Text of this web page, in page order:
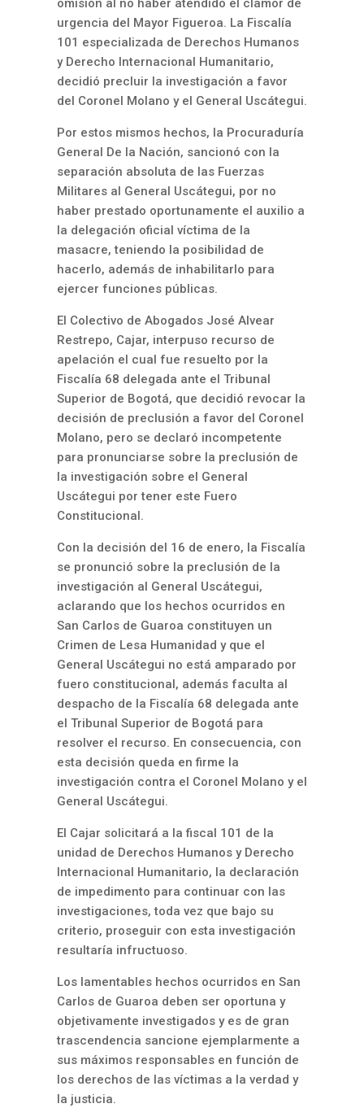
omisión al no haber atendido el clamor de
urgencia del Mayor Figueroa. La Fiscalía
101 especializada de Derechos Humanos
y Derecho Internacional Humanitario,
decidió precluir la investigación a favor
del Coronel Molano y el General Uscátegui.
Por estos mismos hechos, la Procuraduría
General De la Nación, sancionó con la
separación absoluta de las Fuerzas
Militares al General Uscátegui, por no
haber prestado oportunamente el auxilio a
la delegación oficial víctima de la
masacre, teniendo la posibilidad de
hacerlo, además de inhabilitarlo para
ejercer funciones públicas.
El Colectivo de Abogados José Alvear
Restrepo, Cajar, interpuso recurso de
apelación el cual fue resuelto por la
Fiscalía 68 delegada ante el Tribunal
Superior de Bogotá, que decidió revocar la
decisión de preclusión a favor del Coronel
Molano, pero se declaró incompetente
para pronunciarse sobre la preclusión de
la investigación sobre el General
Uscátegui por tener este Fuero
Constitucional.
Con la decisión del 16 de enero, la Fiscalía
se pronunció sobre la preclusión de la
investigación al General Uscátegui,
aclarando que los hechos ocurridos en
San Carlos de Guaroa constituyen un
Crimen de Lesa Humanidad y que el
General Uscátegui no está amparado por
fuero constitucional, además faculta al
despacho de la Fiscalía 68 delegada ante
el Tribunal Superior de Bogotá para
resolver el recurso. En consecuencia, con
esta decisión queda en firme la
investigación contra el Coronel Molano y el
General Uscátegui.
El Cajar solicitará a la fiscal 101 de la
unidad de Derechos Humanos y Derecho
Internacional Humanitario, la declaración
de impedimento para continuar con las
investigaciones, toda vez que bajo su
criterio, proseguir con esta investigación
resultaría infructuoso.
Los lamentables hechos ocurridos en San
Carlos de Guaroa deben ser oportuna y
objetivamente investigados y es de gran
trascendencia sancione ejemplarmente a
sus máximos responsables en función de
los derechos de las víctimas a la verdad y
la justicia.